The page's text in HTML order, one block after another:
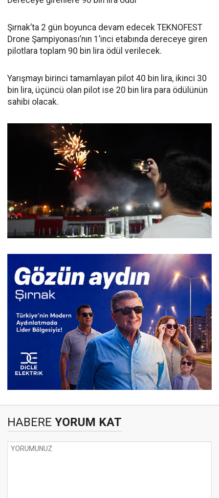
Şırnak’ta 2 gün boyunca devam edecek TEKNOFEST
Drone Şampiyonası’nın 1’inci etabında dereceye giren
pilotlara toplam 90 bin lira ödül verilecek.
Yarışmayı birinci tamamlayan pilot 40 bin lira, ikinci 30
bin lira, üçüncü olan pilot ise 20 bin lira para ödülünün
sahibi olacak.
HABERE YORUM KAT